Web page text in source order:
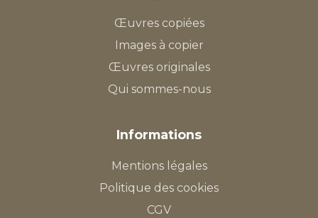
Œuvres copiées
Images à copier
Œuvres originales
Qui sommes-nous
Informations
Mentions légales
Politique des cookies
CGV